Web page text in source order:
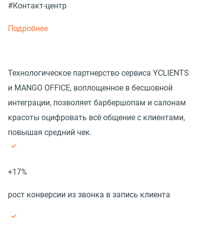
#Контакт-центр
Подробнее
Технологическое партнерство сервиса YCLIENTS
и MANGO OFFICE, воплощенное в бесшовной
интеграции, позволяет барбершопам и салонам
красоты оцифровать всё общение с клиентами,
повышая средний чек.
+17%
рост конверсии из звонка в запись клиента